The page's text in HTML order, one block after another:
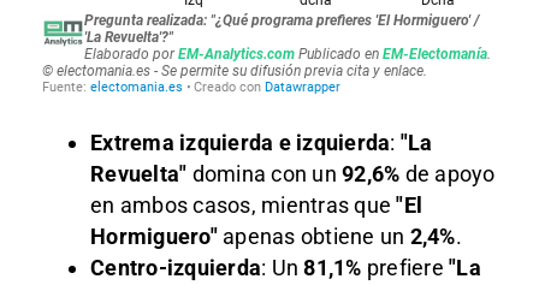
Extrema izquierda e izquierda: "La
Revuelta" domina con un 92,6% de apoyo
en ambos casos, mientras que"El
Hormiguero"apenas obtiene un 2,4%.
Centro-izquierda: Un81,1% prefiere "La